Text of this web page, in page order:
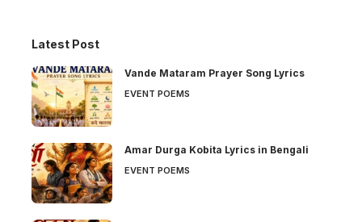
Latest Post
Vande Mataram Prayer Song Lyrics
EVENT POEMS
Amar Durga Kobita Lyrics in Bengali
EVENT POEMS